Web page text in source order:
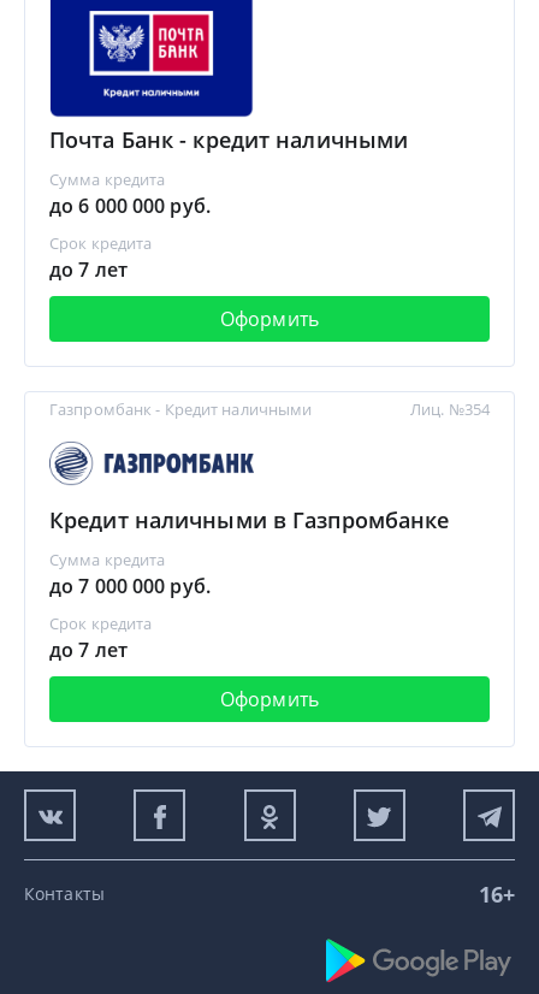
Почта Банк - кредит наличными
Сумма кредита
до 6 000 000 руб.
Срок кредита
до 7 лет
Оформить
Газпромбанк - Кредит наличными
Кредит наличными в Газпромбанке
Сумма кредита
до 7 000 000 руб.
Срок кредита
до 7 лет
Оформить
Лиц. №354
Контакты 16+